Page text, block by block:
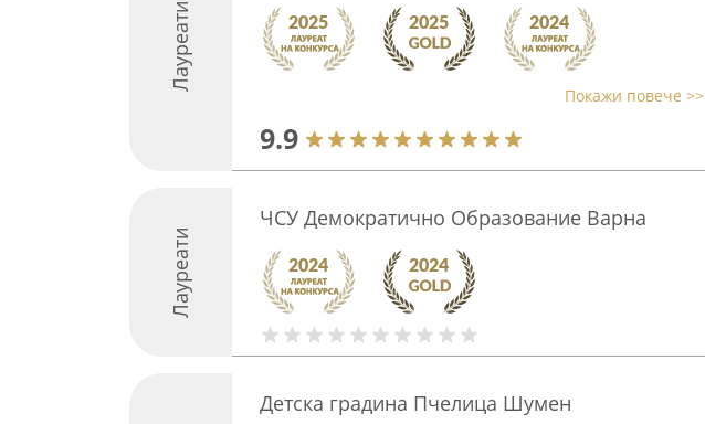
Лауреати
Покажи повече >>
9.9
Лауреати
ЧСУ Демократично Образование Варна
Детска градина Пчелица Шумен